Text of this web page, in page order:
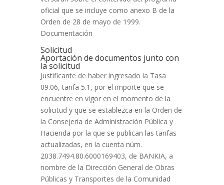
oficial que se incluye como anexo B de la
Orden de 28 de mayo de 1999.
Documentación
Solicitud
Aportación de documentos junto con
la solicitud
Justificante de haber ingresado la Tasa
09.06, tarifa 5.1, por el importe que se
encuentre en vigor en el momento de la
solicitud y que se establezca en la Orden de
la Consejería de Administración Pública y
Hacienda por la que se publican las tarifas
actualizadas, en la cuenta núm.
2038.7494.80.6000169403, de BANKIA, a
nombre de la Dirección General de Obras
Públicas y Transportes de la Comunidad